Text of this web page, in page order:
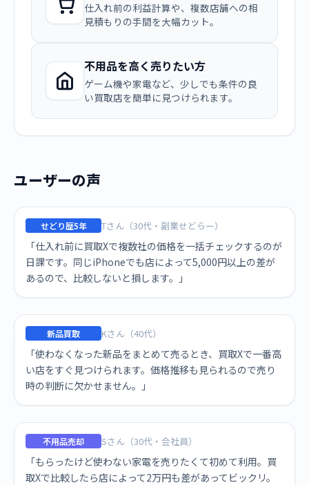
仕入れ前の利益計算や、複数店舗への相
見積もりの手間を大幅カット。
不用品を高く売りたい方
ゲーム機や家電など、少しでも条件の良
い買取店を簡単に見つけられます。
ユーザーの声
せどり歴5年 Tさん（30代・副業せどらー）
「仕入れ前に買取Xで複数社の価格を一括チェックするのが
日課です。同じiPhoneでも店によって5,000円以上の差が
あるので、比較しないと損します。」
新品買取 Kさん（40代）
「使わなくなった新品をまとめて売るとき、買取Xで一番高
い店をすぐ見つけられます。価格推移も見られるので売り
時の判断に欠かせません。」
不用品売却 Sさん（30代・会社員）
「もらったけど使わない家電を売りたくて初めて利用。買
取Xで比較したら店によって2万円も差があってビックリ。